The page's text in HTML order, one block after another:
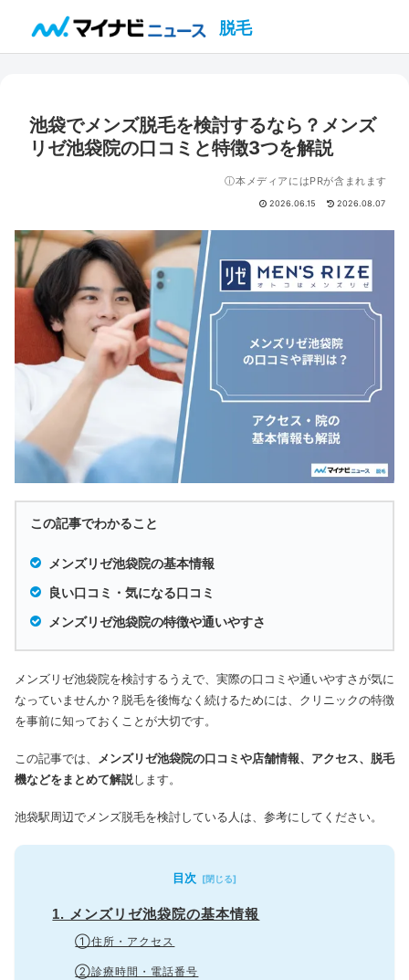
脱毛
池袋でメンズ脱毛を検討するなら？メンズ
リゼ池袋院の口コミと特徴3つを解説
ⓘ本メディアにはPRが含まれます
2026.06.15 2026.08.07
この記事でわかること
メンズリゼ池袋院の基本情報
良い口コミ・気になる口コミ
メンズリゼ池袋院の特徴や通いやすさ
メンズリゼ池袋院を検討するうえで、実際の口コミや通いやすさが気に
なっていませんか？ 脱毛を後悔なく続けるためには、クリニックの特徴
を事前に知っておくことが大切です。
この記事では、
メンズリゼ池袋院の口コミや店舗情報、アクセス、脱毛
機などをまとめて解説します。
池袋駅周辺でメンズ脱毛を検討している人は、参考にしてください。
目次
1. メンズリゼ池袋院の基本情報
①住所・アクセス
②診療時間・電話番号